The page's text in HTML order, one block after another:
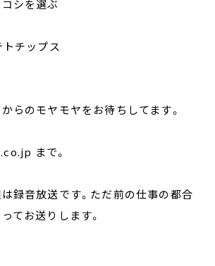
シを選ぶ
チップス
らのモヤモヤをお待ちしてます。
まで。
録音放送です。ただ前の仕事の都合
てお送りします。